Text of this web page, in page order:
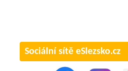
Sociální sítě eSlezsko.cz